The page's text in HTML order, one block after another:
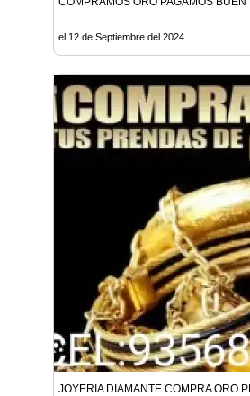
el 12 de Septiembre del 2024
JOYERIA DIAMANTE COMPRA ORO